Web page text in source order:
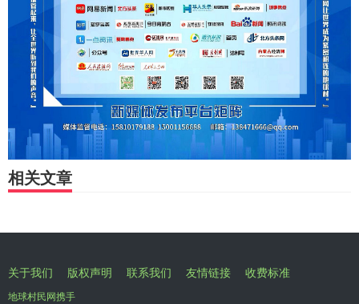
相关文章
关于我们 版权声明 联系我们 友情链接 收费标准
地球村民网携手